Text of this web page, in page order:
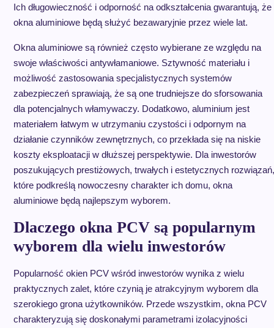
Ich długowieczność i odporność na odkształcenia gwarantują, że
okna aluminiowe będą służyć bezawaryjnie przez wiele lat.
Okna aluminiowe są również często wybierane ze względu na
swoje właściwości antywłamaniowe. Sztywność materiału i
możliwość zastosowania specjalistycznych systemów
zabezpieczeń sprawiają, że są one trudniejsze do sforsowania
dla potencjalnych włamywaczy. Dodatkowo, aluminium jest
materiałem łatwym w utrzymaniu czystości i odpornym na
działanie czynników zewnętrznych, co przekłada się na niskie
koszty eksploatacji w dłuższej perspektywie. Dla inwestorów
poszukujących prestiżowych, trwałych i estetycznych rozwiązań,
które podkreślą nowoczesny charakter ich domu, okna
aluminiowe będą najlepszym wyborem.
Dlaczego okna PCV są popularnym
wyborem dla wielu inwestorów
Popularność okien PCV wśród inwestorów wynika z wielu
praktycznych zalet, które czynią je atrakcyjnym wyborem dla
szerokiego grona użytkowników. Przede wszystkim, okna PCV
charakteryzują się doskonałymi parametrami izolacyjności